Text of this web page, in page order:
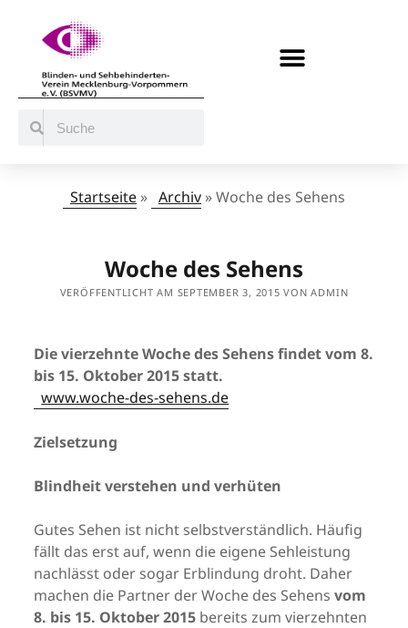
Startseite » Archiv »Woche des Sehens
Woche des Sehens
VERÖFFENTLICHT AM SEPTEMBER 3, 2015 VON ADMIN
Die vierzehnte Woche des Sehens findet vom 8.
bis 15. Oktober 2015 statt.
www.woche-des-sehens.de
Zielsetzung
Blindheit verstehen und verhüten
Gutes Sehen ist nicht selbstverständlich. Häufig
fällt das erst auf, wenn die eigene Sehleistung
nachlässt oder sogar Erblindung droht. Daher
machen die Partner der Woche des Sehensvom
8. bis 15. Oktober 2015 bereits zum vierzehnten